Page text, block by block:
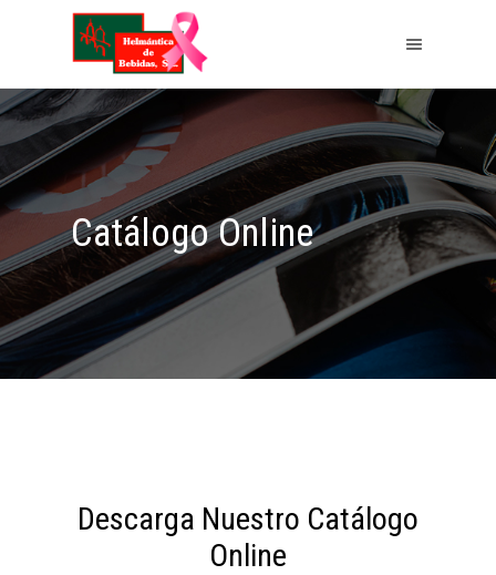
Catálogo Online
Descarga Nuestro Catálogo
Online